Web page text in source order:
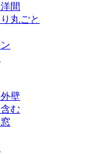
間
丸ごと
壁
む